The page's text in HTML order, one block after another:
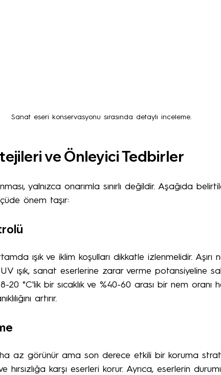
Sanat eseri konservasyonu sırasında detaylı inceleme.
ve Önleyici Tedbirler
yalnızca onarımla sınırlı değildir. Aşağıda
önem taşır:
ışık ve iklim koşulları dikkatle izlenmelidir. Aşırı
UV ışık, sanat eserlerine zarar verme potansiyeline
20 °C'lik bir sıcaklık ve %40-60 arası bir nem oranı
artırır.
az görünür ama son derece etkili bir koruma
hırsızlığa karşı eserleri korur. Ayrıca, eserlerin